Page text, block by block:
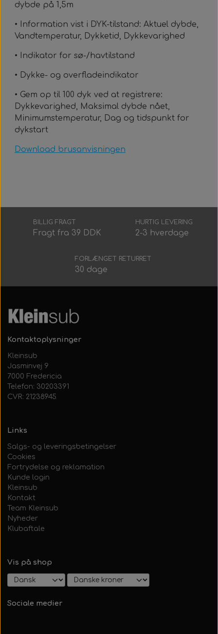
dybde på 1,5m
• Information vist i DYK-tilstand: Aktuel dybde,
Vandtemperatur, Dykketid, Dykkevarighed
• Indikator for sø-/havtilstand
• Dykke- og overfladeindikator
• Gem op til 100 dyk ved at registrere:
Dykkevarighed, Maksimal dybde nået,
Minimumstemperatur, Dag og tidspunkt for
dykstart
Download brusanvisningen
BILLIG FRAGT
Fragt fra 39 DDK
HURTIG LEVERING
2-3 hverdage
FORLÆNGET RETURRET
30 dage
Kontaktoplysninger
Kleinsub
Jasminvej 9
7000 Fredericia
Telefon: 30203391
CVR: 21238945
Links
Salgs- og leveringsbetingelser
Cookies
Fortrydelse og reklamation
Kunde login
Kleinsub
Kontakt
Team Kleinsub
Nyheder
Klubaftale
Vis på shop
Sociale medier